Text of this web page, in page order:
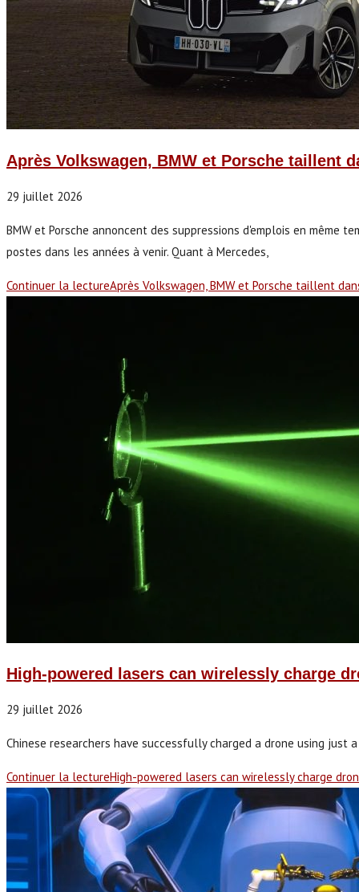
Après Volkswagen, BMW et Porsche taillent
29 juillet 2026
BMW et Porsche annoncent des suppressions d'emplois en même
postes dans les années à venir. Quant à Mercedes,
Continuer la lectureAprès Volkswagen, BMW et Porsche taillent
High-powered lasers can wirelessly charge
29 juillet 2026
Chinese researchers have successfully charged a drone using
Continuer la lectureHigh-powered lasers can wirelessly charge